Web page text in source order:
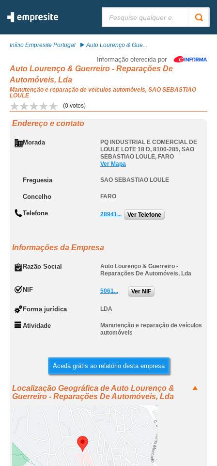
Início Empresite Portugal Auto Lourenço & Gue...
Informação oferecida por
Auto Lourenço & Guerreiro - Reparações De
Automóveis, Lda
Manutenção e reparação de veículos automóveis, SAO SEBASTIAO
LOULE
(0 votos)
Endereço e contato
Morada
PQ INDUSTRIAL E COMERCIAL DE
LOULE LOTE 18 D, 8100-285, SAO
SEBASTIAO LOULE, FARO
Ver Mapa
Freguesia SAO SEBASTIAO LOULE
Concelho FARO
Telefone 28941... Ver Telefone
Informações da Empresa
Razão Social
Auto Lourenço & Guerreiro -
Reparações De Automóveis, Lda
NIF 5061... Ver NIF
Forma jurídica LDA
Atividade
Manutenção e reparação de veículos
automóveis
Aceda grátis ao relatório desta empresa
Localização Geográfica de Auto Lourenço &
Guerreiro - Reparações De Automóveis, Lda